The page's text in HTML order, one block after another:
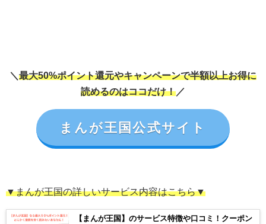
＼ 最大50%ポイント還元やキャンペーンで半額以上お得に
読めるのはココだけ！／
まんが王国公式サイト
▼まんが王国の詳しいサービス内容はこちら▼
【まんが王国】のサービス特徴や口コミ！クーポン